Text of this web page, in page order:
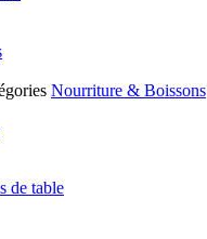
Nourriture & Boissons
de table